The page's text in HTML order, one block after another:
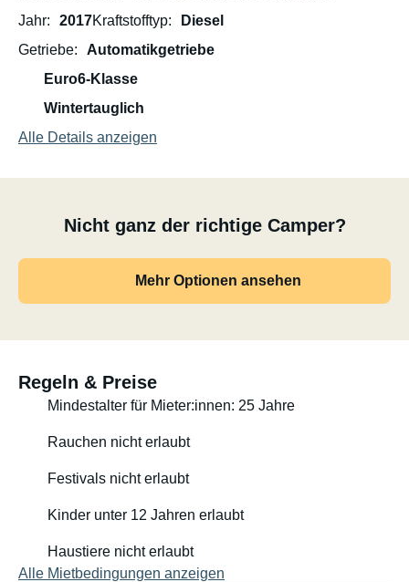
Ganzjahresreifen um auch mal gut einem Feldweg
entlang zu fahren.
Pearlweiss (momentan mit Winterreifen ausgestattet).
Der Wagen wird nur nach vorheriger Absprache und nur
Jahr
2017Kraftstofftyp
Diesel
Getriebe
Automatikgetriebe
Euro6-Klasse
Wintertauglich
Alle Details anzeigen
Nicht ganz der richtige Camper?
Mehr Optionen ansehen
Regeln & Preise
Mindestalter für Mieter:innen: 25 Jahre
Rauchen nicht erlaubt
Festivals nicht erlaubt
Kinder unter 12 Jahren erlaubt
Haustiere nicht erlaubt
Alle Mietbedingungen anzeigen